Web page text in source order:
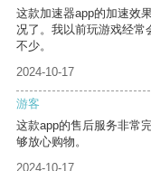
这款加速器app的加速效
况了。我以前玩游戏经常
不少。
2024-10-17
游客
这款app的售后服务非常
够放心购物。
2024-10-17